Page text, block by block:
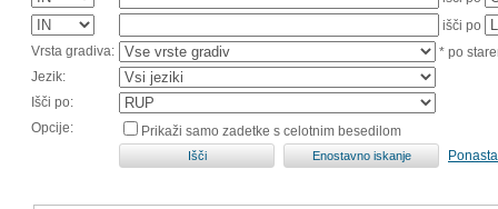
išči po
Vrsta gradiva:
* po
Jezik:
Išči po:
Opcije:
Prikaži samo zadetke s celotnim besedilom